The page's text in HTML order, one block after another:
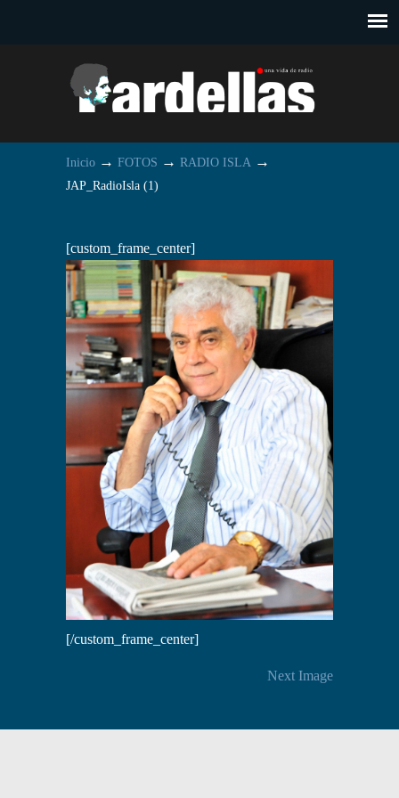
Inicio → FOTOS → RADIO ISLA →
JAP_RadioIsla (1)
[custom_frame_center]
[/custom_frame_center]
Next Image